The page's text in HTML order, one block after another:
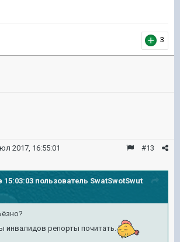
3
#13
2017, 16:55:01
15:03:03 пользователь SwatSwotSwut
инвалидов репорты почитать.